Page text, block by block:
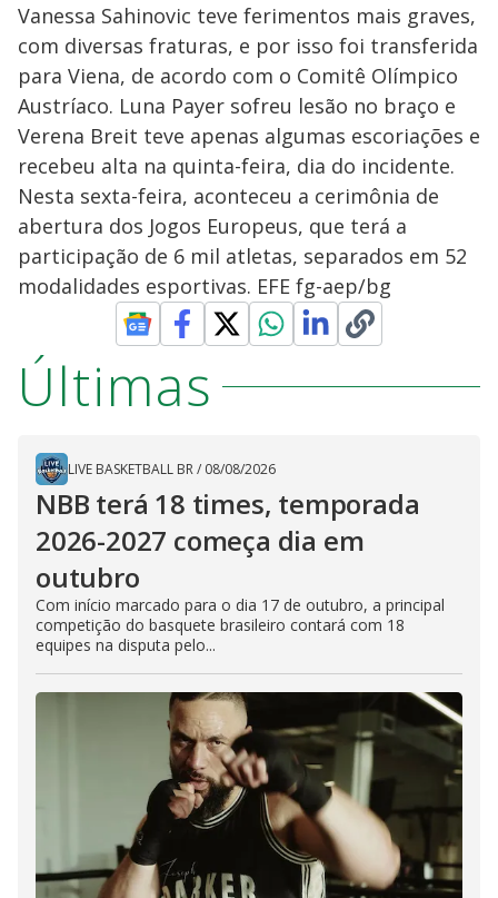
Vanessa Sahinovic teve ferimentos mais graves,
com diversas fraturas, e por isso foi transferida
para Viena, de acordo com o Comitê Olímpico
Austríaco. Luna Payer sofreu lesão no braço e
Verena Breit teve apenas algumas escoriações e
recebeu alta na quinta-feira, dia do incidente.
Nesta sexta-feira, aconteceu a cerimônia de
abertura dos Jogos Europeus, que terá a
participação de 6 mil atletas, separados em 52
modalidades esportivas. EFE fg-aep/bg
Últimas
LIVE BASKETBALL BR/ 08/08/2026
NBB terá 18 times, temporada
2026-2027 começa dia em
outubro
Com início marcado para o dia 17 de outubro, a principal
competição do basquete brasileiro contará com 18
equipes na disputa pelo...